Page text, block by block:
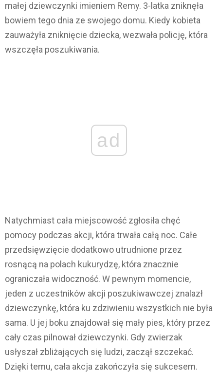
małej dziewczynki imieniem Remy. 3-latka zniknęła
bowiem tego dnia ze swojego domu. Kiedy kobieta
zauważyła zniknięcie dziecka, wezwała policję, która
wszczęła poszukiwania.
ad
Natychmiast cała miejscowość zgłosiła chęć
pomocy podczas akcji, która trwała całą noc. Całe
przedsięwzięcie dodatkowo utrudnione przez
rosnącą na polach kukurydzę, która znacznie
ograniczała widoczność. W pewnym momencie,
jeden z uczestników akcji poszukiwawczej znalazł
dziewczynkę, która ku zdziwieniu wszystkich nie była
sama. U jej boku znajdował się mały pies, który przez
cały czas pilnował dziewczynki. Gdy zwierzak
usłyszał zbliżających się ludzi, zaczął szczekać.
Dzięki temu, cała akcja zakończyła się sukcesem.